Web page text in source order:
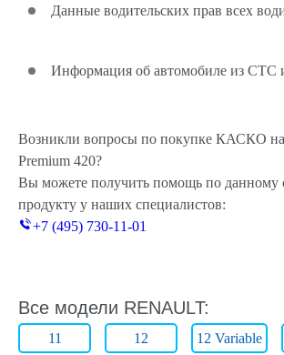
Данные водительских прав всех
Информация об автомобиле из
Возникли вопросы по покупке КАСКО
Premium 420?
Вы можете получить помощь по данному
продукту у наших специалистов:
+7 (495) 730-11-01
Все модели RENAULT:
11 12 12 Variable